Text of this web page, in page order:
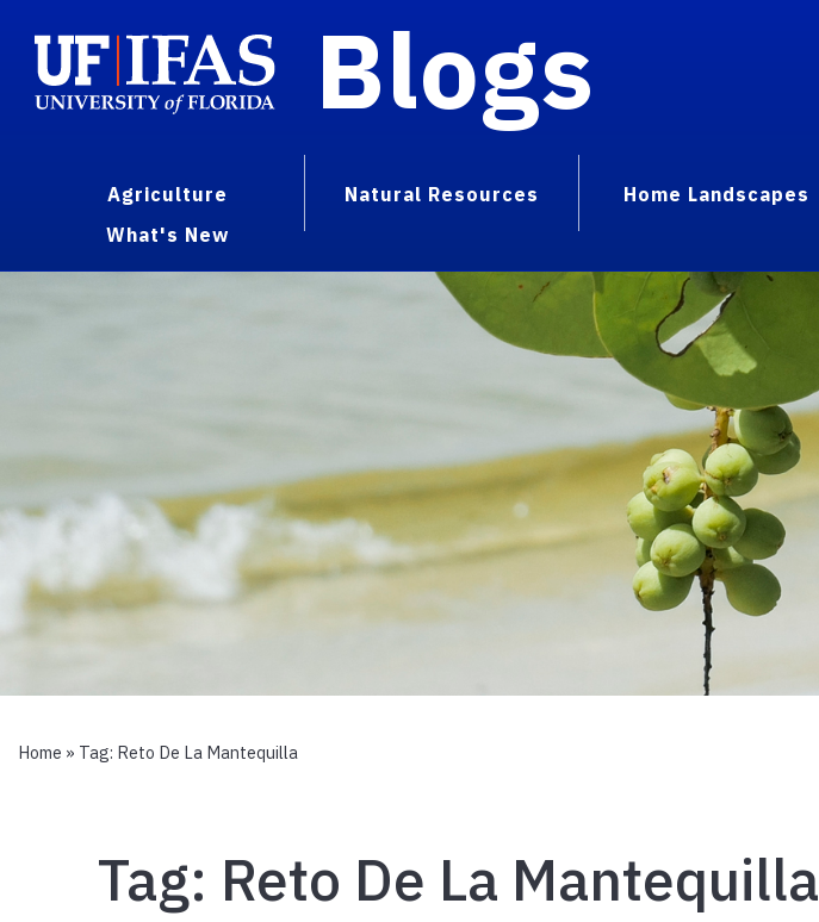
Blogs
Agriculture Natural Resources Home Landscapes
What's New
Home » Tag: Reto De La Mantequilla
Tag: Reto De La Mantequilla